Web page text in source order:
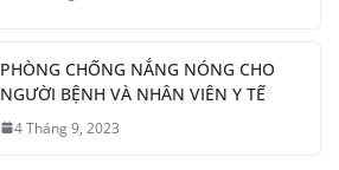
PHÒNG CHỐNG NẮNG NÓNG CHO
NGƯỜI BỆNH VÀ NHÂN VIÊN Y TẾ
4 Tháng 9, 2023